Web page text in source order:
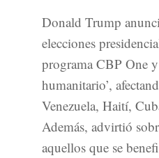
Donald Trump
elecciones
programa CBP One
humanitario’,
Venezuela, Haití,
Además, advirtió
aquellos que se